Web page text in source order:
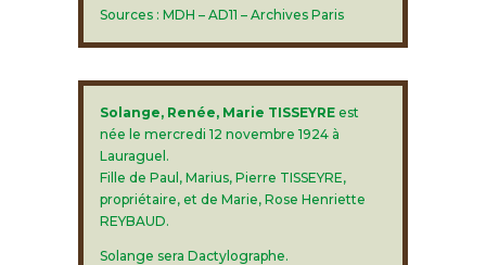
Sources : MDH – AD11 – Archives Paris
Solange, Renée, Marie TISSEYREest
née le mercredi 12 novembre 1924 à
Lauraguel.
Fille de Paul, Marius, Pierre TISSEYRE,
propriétaire, et de Marie, Rose Henriette
REYBAUD.
Solange sera Dactylographe.